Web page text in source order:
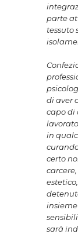
parte
tessuto
di aver
capo di
in
certo
sarà